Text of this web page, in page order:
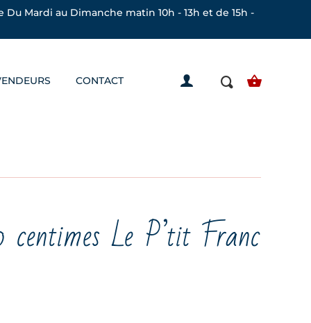
Mardi au Dimanche matin 10h - 13h et de 15h -
CONTACT
Le P’tit Franc